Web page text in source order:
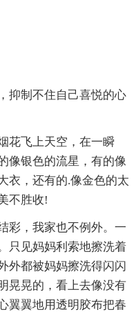
制不住自己喜悦的心
飞上天空，在一瞬
像银色的流星，有的像
衣，还有的.像金色的太
不胜收!
，我家也不例外。一
只见妈妈利索地擦洗着
外都被妈妈擦洗得闪闪
晃晃的，看上去像没有
翼翼地用透明胶布把春